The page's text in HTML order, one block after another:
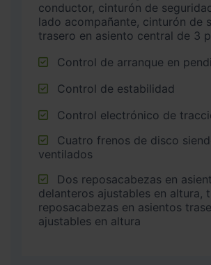
conductor, cinturón de
lado acompañante, cinturón de
trasero en asiento central de 3
Control de arranque en
Control de estabilidad
Control electrónico de
ventilados
delanteros ajustables en altura,
reposacabezas en asientos
ajustables en altura